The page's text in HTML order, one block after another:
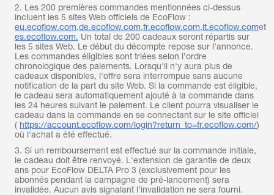
2. Les 200 premières commandes mentionnées ci-dessus
incluent les 5 sites Web officiels de EcoFlow :
eu.ecoflow.com,de.ecoflow.com,fr.ecoflow.com,it.ecoflow.comet
es.ecoflow.com. Un total de 200 cadeaux seront répartis sur
les 5 sites Web. Le début du décompte repose sur l’annonce.
Les commandes éligibles sont triées selon l’ordre
chronologique des paiements. Lorsqu'il n'y aura plus de
cadeaux disponibles, l'offre sera interrompue sans aucune
notification de la part du site Web. Si la commande est éligible,
le cadeau sera automatiquement ajouté à la commande dans
les 24 heures suivant le paiement. Le client pourra visualiser le
cadeau dans la commande en se connectant sur le site officiel
( https://account.ecoflow.com/login?return_to=fr.ecoflow.com/)
où l'achat a été effectué.
3. Si un remboursement est effectué sur la commande initiale,
le cadeau doit être renvoyé. L'extension de garantie de deux
ans pour EcoFlow DELTA Pro 3 (exclusivement pour les
abonnés pendant la campagne de pré-lancement) sera
invalidée. Aucun avis signalant l’invalidation ne sera fourni.